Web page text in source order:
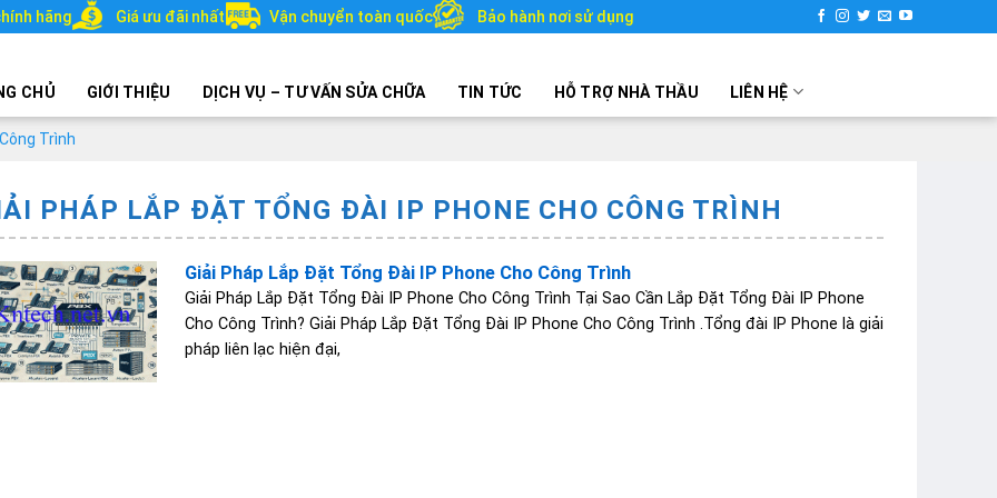
hãng Giá ưu đãi nhất Vận chuyển toàn quốc Bảo hành nơi sử dụng
CHỦ GIỚI THIỆU DỊCH VỤ – TƯ VẤN SỬA CHỮA TIN TỨC HỖ TRỢ NHÀ THẦU LIÊN HỆ
Trình
PHÁP LẮP ĐẶT TỔNG ĐÀI IP PHONE CHO CÔNG TRÌNH
Giải Pháp Lắp Đặt Tổng Đài IP Phone Cho Công Trình
Giải Pháp Lắp Đặt Tổng Đài IP Phone Cho Công Trình Tại Sao Cần Lắp Đặt Tổng Đài IP Phone
Cho Công Trình? Giải Pháp Lắp Đặt Tổng Đài IP Phone Cho Công Trình .Tổng đài IP Phone là giải
pháp liên lạc hiện đại,